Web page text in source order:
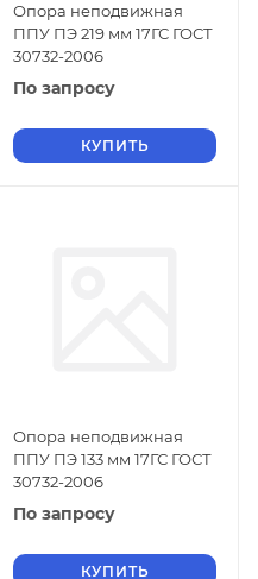
Опора неподвижная
ППУ ПЭ 219 мм 17ГС ГОСТ
30732-2006
По запросу
КУПИТЬ
Опора неподвижная
ППУ ПЭ 133 мм 17ГС ГОСТ
30732-2006
По запросу
КУПИТЬ